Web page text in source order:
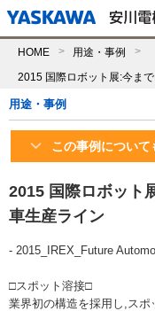
HOME 用途・事例
2015 国際ロボット展:今ま
用途・事例
この事例につい
2015 国際ロボット
車生産ライン
- 2015_IREX_Future
□スポット溶接□
業界初の構造を採用し,ス